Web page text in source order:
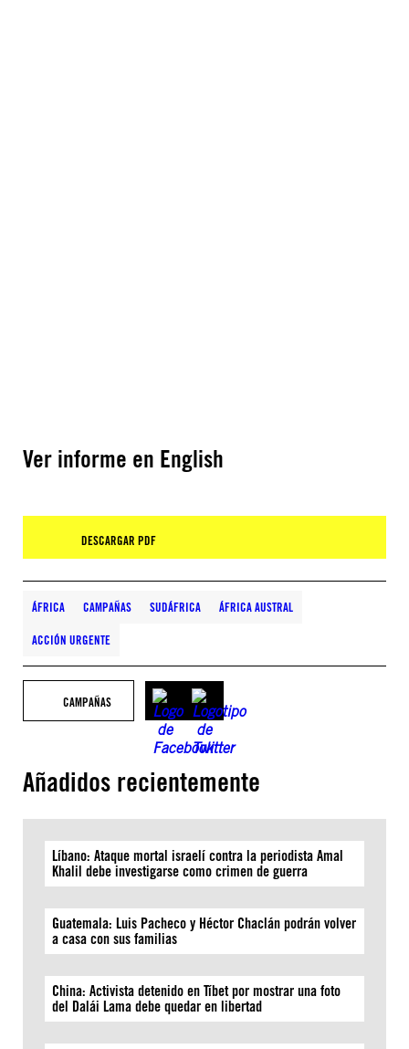
Ver informe en English
DESCARGAR PDF
ÁFRICA CAMPAÑAS SUDÁFRICA ÁFRICA AUSTRAL
ACCIÓN URGENTE
CAMPAÑAS
Añadidos recientemente
Líbano: Ataque mortal israelí contra la periodista Amal
Khalil debe investigarse como crimen de guerra
Guatemala: Luis Pacheco y Héctor Chaclán podrán volver
a casa con sus familias
China: Activista detenido en Tíbet por mostrar una foto
del Dalái Lama debe quedar en libertad